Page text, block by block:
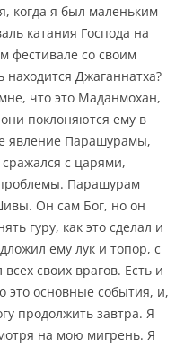
когда я был маленьким
катания Господа на
фестивале со своим
находится Джаганнатха?
что это Маданмохан,
поклоняются ему в
явление Парашурамы,
с царями,
Парашурам
Он сам Бог, но он
гуру, как это сделал и
ему лук и топор, с
своих врагов. Есть и
это основные события, и,
продолжить завтра. Я
на мою мигрень. Я